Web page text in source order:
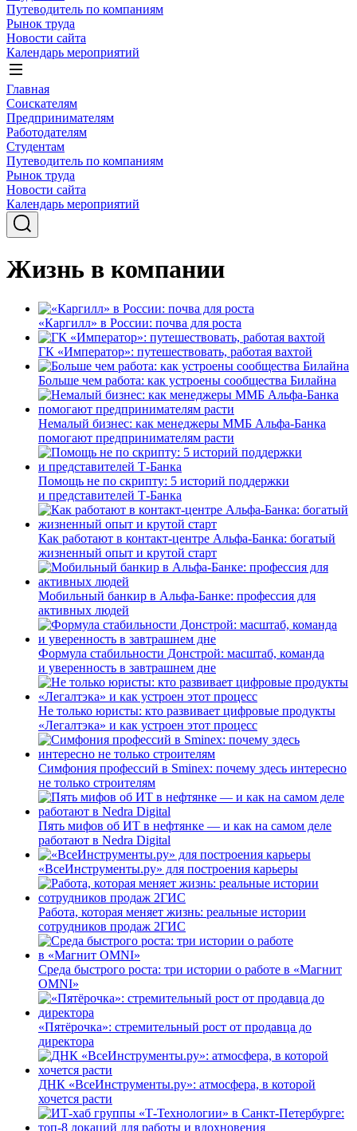
Путеводитель по компаниям
Рынок труда
Новости сайта
Календарь мероприятий
Главная
Соискателям
Предпринимателям
Работодателям
Студентам
Путеводитель по компаниям
Рынок труда
Новости сайта
Календарь мероприятий
Жизнь в компании
«Каргилл» в России: почва для роста
ГК «Император»: путешествовать, работая вахтой
Больше чем работа: как устроены сообщества Билайна
Немалый бизнес: как менеджеры ММБ Альфа-Банка
помогают предпринимателям расти
Помощь не по скрипту: 5 историй поддержки
и представителей Т-Банка
Как работают в контакт-центре Альфа-Банка: богатый
жизненный опыт и крутой старт
Мобильный банкир в Альфа-Банке: профессия для
активных людей
Формула стабильности Донстрой: масштаб, команда
и уверенность в завтрашнем дне
Не только юристы: кто развивает цифровые продукты
«Легалтэка» и как устроен этот процесс
Симфония профессий в Sminex: почему здесь интересно
не только строителям
Пять мифов об ИТ в нефтянке — и как на самом деле
работают в Nedra Digital
«ВсеИнструменты.ру» для построения карьеры
Работа, которая меняет жизнь: реальные истории
сотрудников продаж 2ГИС
Среда быстрого роста: три истории о работе в «Магнит
OMNI»
«Пятёрочка»: стремительный рост от продавца до
директора
ДНК «ВсеИнструменты.ру»: атмосфера, в которой
хочется расти